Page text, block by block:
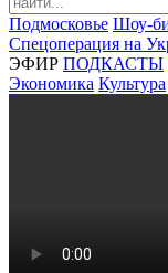
Подмосковье Шоу-
Спецоперация на
ЭФИР ПОДКАСТЫ
Экономика Культура